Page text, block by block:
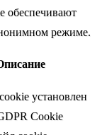
обеспечивают
режиме.
установлен
Cookie